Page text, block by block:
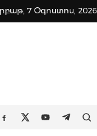
7 Օգոստոս, 2026
Facebook
TwitterYoutube